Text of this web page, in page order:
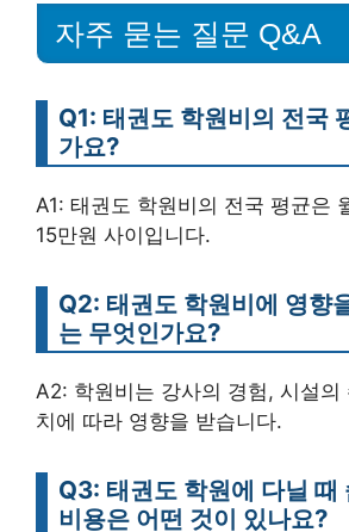
자주 묻는 질문 Q&A
Q1: 태권도 학원비의 전국
가요?
A1: 태권도 학원비의 전국 평균은
15만원 사이입니다.
Q2: 태권도 학원비에 영향
는 무엇인가요?
A2: 학원비는 강사의 경험, 시설의
치에 따라 영향을 받습니다.
Q3: 태권도 학원에 다닐 때
비용은 어떤 것이 있나요?